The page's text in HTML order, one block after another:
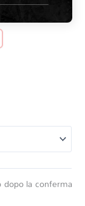
la conferma